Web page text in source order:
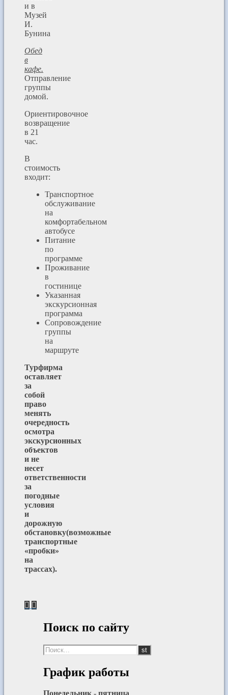
и в
Музей
И.
Бунина
Обед
в
кафе.
Отправление
группы
домой.
Ориентировочное
возвращение
в 21
час.
В
стоимость
входит:
Транспортное
обслуживание
на
комфортабельном
автобусе
Питание
по
программе
Проживание
в
гостинице
Указанная
экскурсионная
программа
Сопровождение
группы
на
маршруте
Турфирма
оставляет
за
собой
право
менять
очередность
осмотра
экскурсионных
объектов
и не
несет
ответственности
за
погодные
условия
и
дорожную
обстановку(возможные
транспортные
«пробки»
на
трассах).
Поиск по сайту
График работы